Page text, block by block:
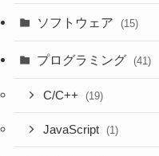
ソフトウェア (15)
プログラミング (41)
C/C++ (19)
JavaScript (1)